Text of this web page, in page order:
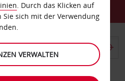
. Durch das Klicken auf
Sie sich mit der Verwendung
VERWALTEN